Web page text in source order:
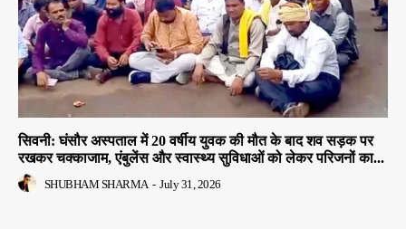
सिवनी: घंसौर अस्पताल में 20 वर्षीय युवक की मौत के बाद शव सड़क पर
रखकर चक्काजाम, एंबुलेंस और स्वास्थ्य सुविधाओं को लेकर परिजनों का...
SHUBHAM SHARMA - July 31, 2026